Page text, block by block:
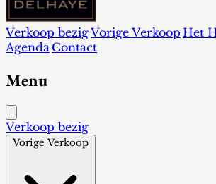
Verkoop bezigVorige Verkoop Het
Agenda Contact
Menu
Verkoop bezig
Vorige Verkoop